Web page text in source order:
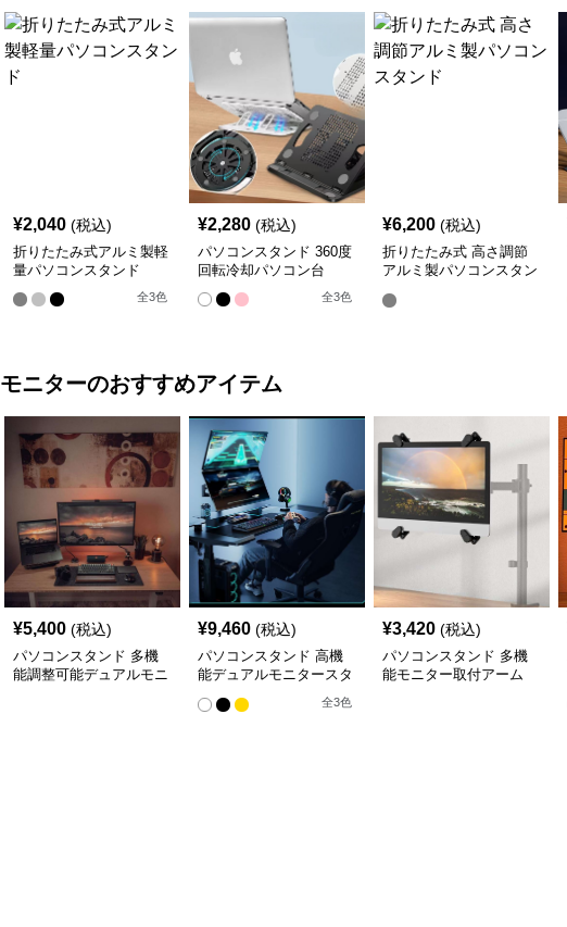
¥2,040 (税込)
折りたたみ式アルミ製軽
量パソコンスタンド
全3色
¥2,280 (税込)
パソコンスタンド 360度
回転冷却パソコン台
全3色
¥6,200 (税込)
折りたたみ式 高さ調節
アルミ製パソコンスタン
モニターのおすすめアイテム
¥5,400 (税込)
パソコンスタンド 多機
能調整可能デュアルモニ
¥9,460 (税込)
パソコンスタンド 高機
能デュアルモニタースタ
全3色
¥3,420 (税込)
パソコンスタンド 多機
能モニター取付アーム